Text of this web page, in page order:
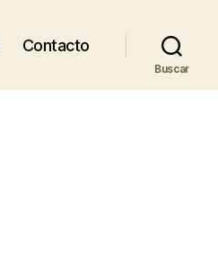
Contacto
Buscar